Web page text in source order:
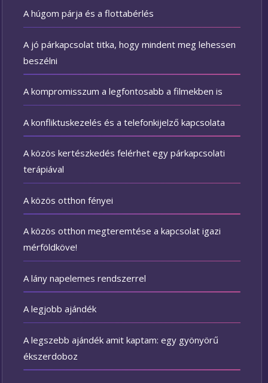
A húgom párja és a flottabérlés
A jó párkapcsolat titka, hogy mindent meg lehessen
beszélni
A kompromisszum a legfontosabb a filmekben is
A konfliktuskezelés és a telefonkijelző kapcsolata
A közös kertészkedés felérhet egy párkapcsolati
terápiával
A közös otthon fényei
A közös otthon megteremtése a kapcsolat igazi
mérföldköve!
A lány napelemes rendszerrel
A legjobb ajándék
A legszebb ajándék amit kaptam: egy gyönyörű
ékszerdoboz